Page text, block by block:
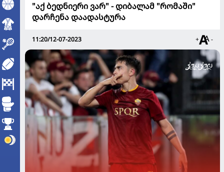
"აქ ბედნიერი ვარ" - დიბალამ "რომაში"
დარჩენა დაადასტურა
11:20/12-07-2023 + -